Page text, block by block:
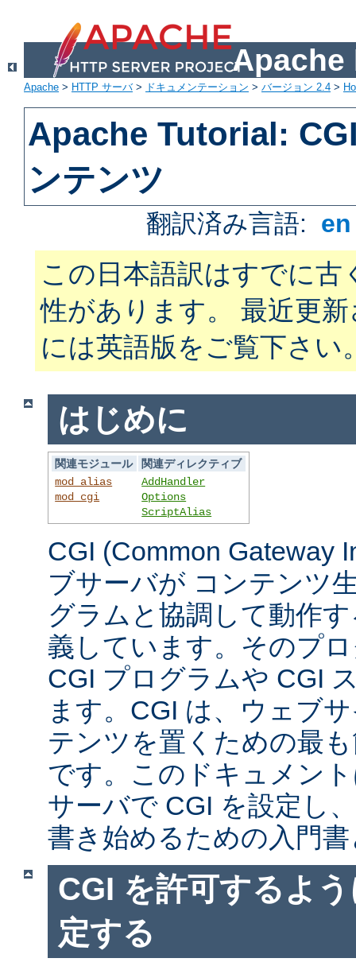
Apache
Apache > HTTP サーバ> ドキュメンテーション > バージョン 2.4 >
Apache Tutorial:
ンテンツ
翻訳済み言語:
この日本語訳はすでに古
性があります。 最近更
には英語版をご覧下さい
はじめに
関連モジュール
関連ディレクティブ
mod_alias
mod_cgi
AddHandler
Options
ScriptAlias
CGI (Common Gateway
ブサーバが コンテンツ
グラムと協調して動作
義しています。そのプ
CGI プログラムや CGI
ます。CGI は、ウェブ
テンツを置くための最
です。このドキュメン
サーバで CGI を設定し
書き始めるための入門
CGI を許可するよ
定する